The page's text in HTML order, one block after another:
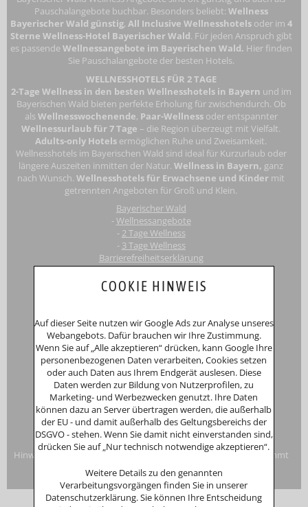
Pauschalangebote buchbar. Besonders beliebt: Wellness
Bayerischer Wald günstig, All Inclusive Wellnesshotels oder im 4
Sterne Wellness-Hotel Bayerischer Wald. Für jeden Anspruch gibt
es passendeWellnessangebote im Bayerischen Wald. Hier finden
Sie Pauschalangebote der besten Hotels.
WELLNESSHOTELS FÜR 2 TAGE
2-Tage Wellness in den besten Wellnesshotels in Bayern und im
Bayerischen Wald bieten perfekte Erholung für zwischendurch. Ob
als Wellnesswochenende, Paar-Wellness oder entspannter
Wellnessurlaub für 7 Tage – die Region überzeugt mit Vielfalt.
Adults-only Hotels ermöglichen Ruhe und Zweisamkeit.
Wellnesshotels im Bayerischen Wald sind ideal für Kurzurlaub oder
längere Auszeiten inmitten der Natur.Wellness in Bayern, ganz
nach Wunsch.Wellnesshotels für Erwachsene und Kinder mit
getrennten Angeboten für Groß und Klein.
Bayerischer Wald
-Wellnessangebote
- 2 Tage Wellness
- 3 Tage Wellness
Barrierefreiheitserklärung
Registergericht: Amtsgericht Passau
InhaberinAnna Putz
Niederperlesreut 52
94157 Perlesreut
Tel. 0049 (0)8555/691
Fax: 0049 (0)8555/8856
Internet:www.putzwerbung.de
eMail:info@putzwerbung.de
USt-ID: DE 358297667
St.Nr.: 157/259/80938
Impressum & Datenschutz
Hinweise zur Verbraucherstreitbeilegung: Das Unternehmen nimmt
nicht an Streitbeilegungsverfahren vor einer
Verbraucherschlichtungsstelle teil.
COOKIE HINWEIS
Auf dieser Seite nutzen wir Google Ads zur Analyse unseres
Webangebots. Dafür brauchen wir Ihre Zustimmung.
Wenn Sie auf „Alle akzeptieren“ drücken, kann Google Ihre
personenbezogenen Daten verarbeiten, Cookies setzen
oder auch Daten aus Ihrem Endgerät auslesen. Diese
Daten werden zur Bildung von Nutzerprofilen, zu
Marketing- und Werbezwecken genutzt. Ihre Daten
können dazu an Server übertragen werden, die außerhalb
der EU - und damit außerhalb des Geltungsbereichs der
DSGVO - stehen. Wenn Sie damit nicht einverstanden sind,
drücken Sie auf „Nur technisch notwendige akzeptieren“.
Weitere Details zu den genannten
Verarbeitungsvorgängen finden Sie in unserer
Datenschutzerklärung. Sie können Ihre Entscheidung